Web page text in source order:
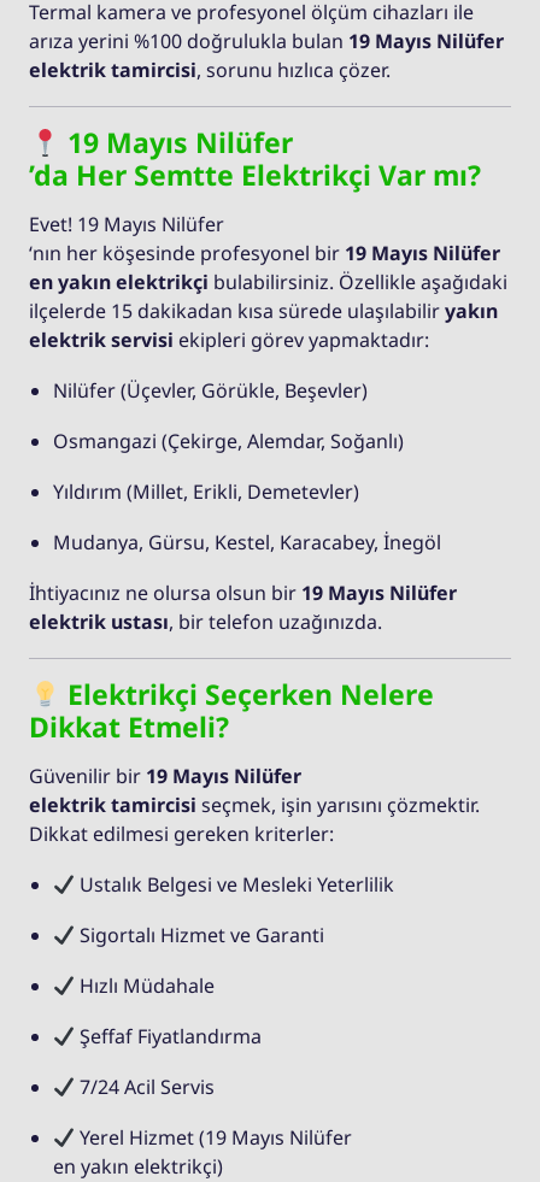
Termal kamera ve profesyonel ölçüm cihazları ile
arıza yerini %100 doğrulukla bulan 19 Mayıs Nilüfer
elektrik tamircisi, sorunu hızlıca çözer.
19 Mayıs Nilüfer
’da Her Semtte Elektrikçi Var mı?
Evet! 19 Mayıs Nilüfer
‘nın her köşesinde profesyonel bir 19 Mayıs Nilüfer
en yakın elektrikçi bulabilirsiniz. Özellikle aşağıdaki
ilçelerde 15 dakikadan kısa sürede ulaşılabiliryakın
elektrik servisi ekipleri görev yapmaktadır:
Nilüfer (Üçevler, Görükle, Beşevler)
Osmangazi (Çekirge, Alemdar, Soğanlı)
Yıldırım (Millet, Erikli, Demetevler)
Mudanya, Gürsu, Kestel, Karacabey, İnegöl
İhtiyacınız ne olursa olsun bir 19 Mayıs Nilüfer
elektrik ustası, bir telefon uzağınızda.
Elektrikçi Seçerken Nelere
Dikkat Etmeli?
Güvenilir bir 19 Mayıs Nilüfer
elektrik tamircisi seçmek, işin yarısını çözmektir.
Dikkat edilmesi gereken kriterler:
Ustalık Belgesi ve Mesleki Yeterlilik
Sigortalı Hizmet ve Garanti
Hızlı Müdahale
Şeffaf Fiyatlandırma
7/24 Acil Servis
Yerel Hizmet (19 Mayıs Nilüfer
en yakın elektrikçi)